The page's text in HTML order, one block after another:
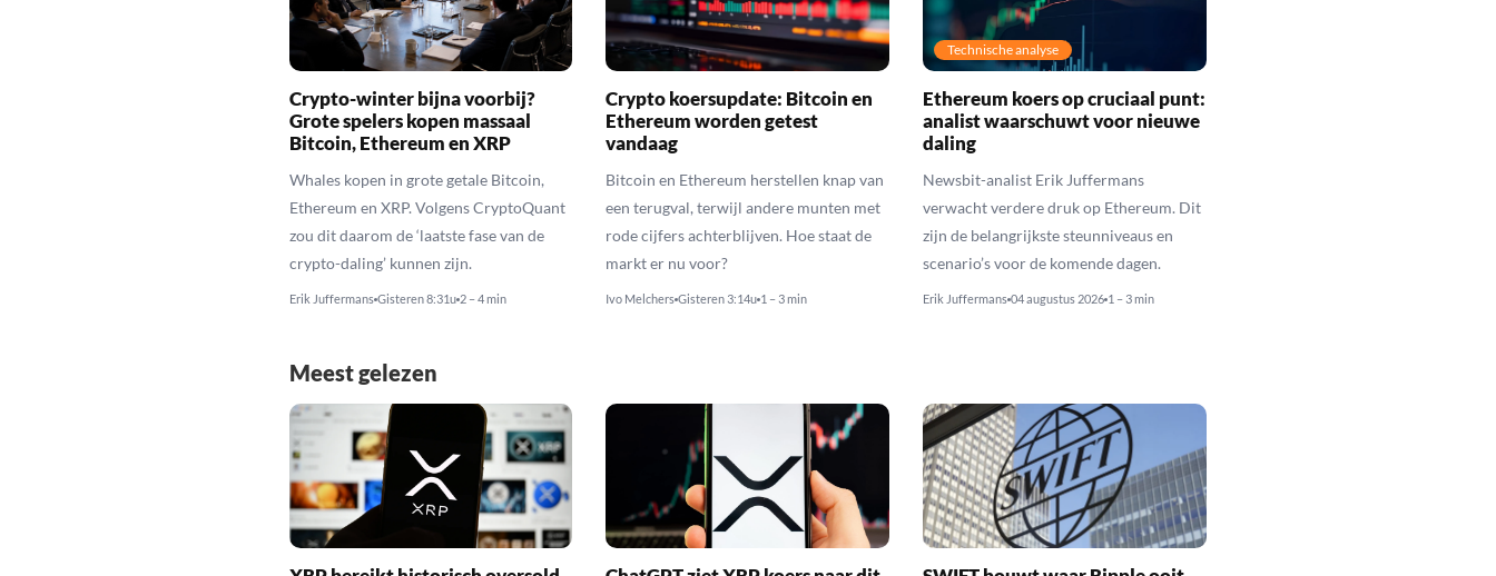
Crypto-winter bijna voorbij?
Grote spelers kopen massaal
Bitcoin, Ethereum en XRP
Whales kopen in grote getale Bitcoin,
Ethereum en XRP. Volgens CryptoQuant
zou dit daarom de ‘laatste fase van de
crypto-daling’ kunnen zijn.
Erik Juffermans Gisteren 8:31u 2 – 4 min
Crypto koersupdate: Bitcoin en
Ethereum worden getest
vandaag
Bitcoin en Ethereum herstellen knap van
een terugval, terwijl andere munten met
rode cijfers achterblijven. Hoe staat de
markt er nu voor?
Ivo Melchers Gisteren 3:14u 1 – 3 min
Technische analyse
Ethereum koers op cruciaal punt:
analist waarschuwt voor nieuwe
daling
Newsbit-analist Erik Juffermans
verwacht verdere druk op Ethereum. Dit
zijn de belangrijkste steunniveaus en
scenario’s voor de komende dagen.
Erik Juffermans 04 augustus 2026 1 – 3 min
Meest gelezen